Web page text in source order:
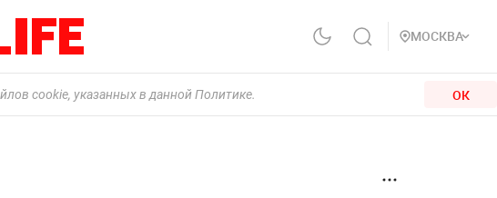
МОСКВА
cookie, указанных в данной Политике. ОК